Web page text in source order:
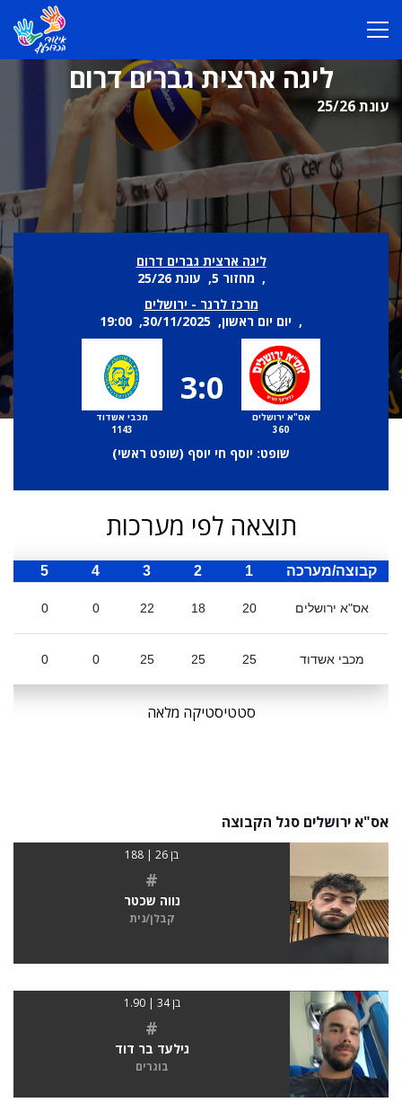
ליגה ארצית גברים דרום
עונת 25/26
ליגה ארצית גברים דרום
, מחזור 5, עונת 25/26
מרכז לרנר - ירושלים
, יום יום ראשון, 30/11/2025, 19:00
אס"א ירושלים
360
3:0
מכבי אשדוד
1143
שופט: יוסף חי יוסף (שופט ראשי)
תוצאה לפי מערכות
קבוצה/מערכה 1
2
3
4
5
אס"א ירושלים 20
18
22
0
0
מכבי אשדוד 25
25
25
0
0
סטטיסטיקה מלאה
אס"א ירושלים סגל הקבוצה
בן 26 | 188
#
נווה שכטר
קבלן/נית
בן 34 | 1.90
#
גילעד בר דוד
בוגרים